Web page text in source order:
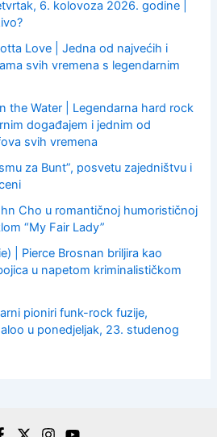
6. kolovoza 2026. godine |
Love | Jedna od najvećih i
svih vremena s legendarnim
the Water | Legendarna hard rock
događajem i jednim od
svih vremena
za Bunt”, posvetu zajedništvu i
Cho u romantičnoj humorističnoj
“My Fair Lady”
| Pierce Brosnan briljira kao
u napetom kriminalističkom
pioniri funk-rock fuzije,
u ponedjeljak, 23. studenog